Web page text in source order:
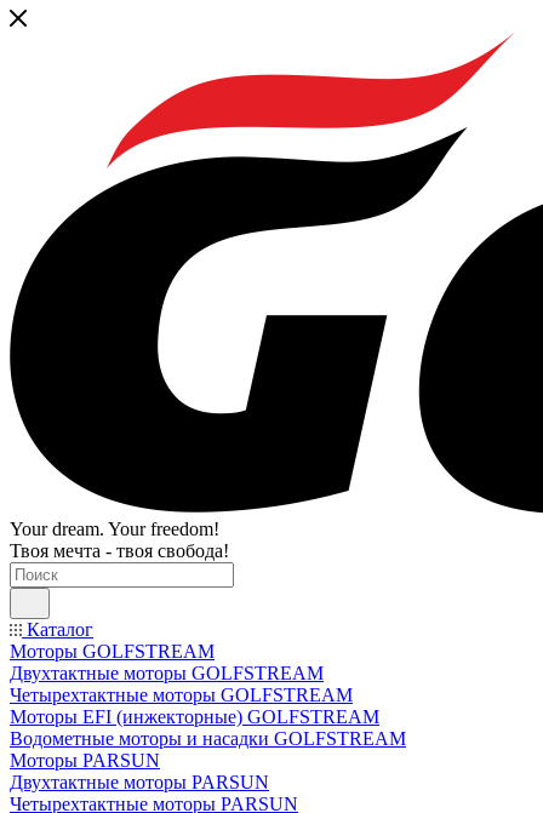
Your dream. Your freedom!
Твоя мечта - твоя свобода!
Каталог
Моторы GOLFSTREAM
Двухтактные моторы GOLFSTREAM
Четырехтактные моторы GOLFSTREAM
Моторы EFI (инжекторные) GOLFSTREAM
Водометные моторы и насадки GOLFSTREAM
Моторы PARSUN
Двухтактные моторы PARSUN
Четырехтактные моторы PARSUN